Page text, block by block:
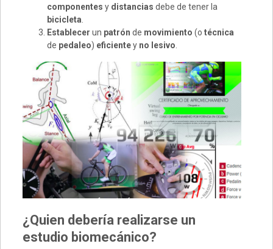
componentes y distancias debe de tener la
bicicleta
Establecer un patrón de movimiento (o técnica
de pedaleo) eficientey no lesivo
¿Quien debería realizarse un
estudio biomecánico?